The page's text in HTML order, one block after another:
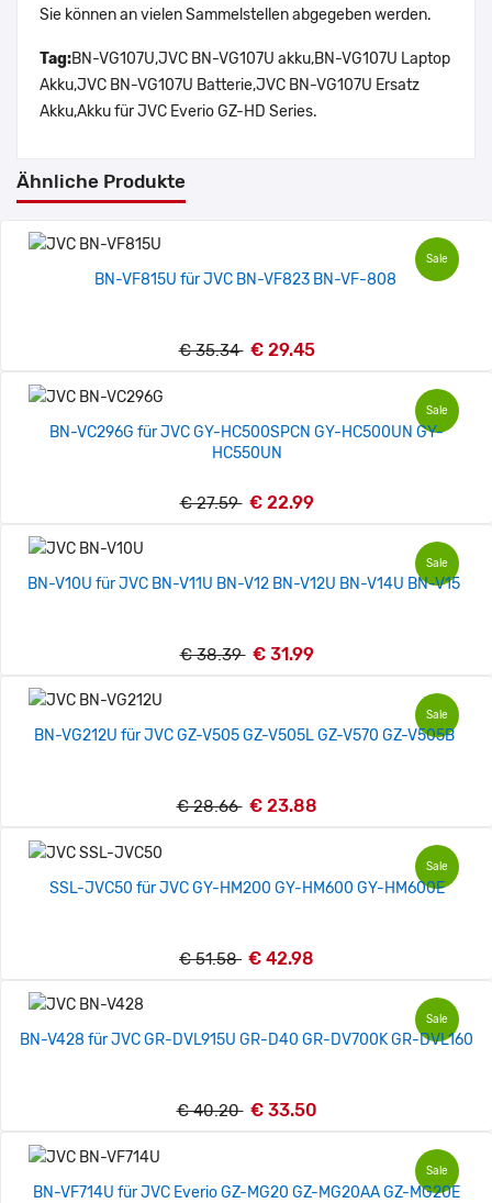
Sie können an vielen Sammelstellen abgegeben werden.
Tag:BN-VG107U,JVC BN-VG107U akku,BN-VG107U Laptop
Akku,JVC BN-VG107U Batterie,JVC BN-VG107U Ersatz
Akku,Akku für JVC Everio GZ-HD Series.
Ähnliche Produkte
Sale
BN-VF815U für JVC BN-VF823 BN-VF-808
€ 35.34 € 29.45
Sale
BN-VC296G für JVC GY-HC500SPCN GY-HC500UN GY-
HC550UN
€ 27.59 € 22.99
Sale
BN-V10U für JVC BN-V11U BN-V12 BN-V12U BN-V14U BN-V15
€ 38.39 € 31.99
Sale
BN-VG212U für JVC GZ-V505 GZ-V505L GZ-V570 GZ-V505B
€ 28.66 € 23.88
Sale
SSL-JVC50 für JVC GY-HM200 GY-HM600 GY-HM600E
€ 51.58 € 42.98
Sale
BN-V428 für JVC GR-DVL915U GR-D40 GR-DV700K GR-DVL160
€ 40.20 € 33.50
Sale
BN-VF714U für JVC Everio GZ-MG20 GZ-MG20AA GZ-MG20E